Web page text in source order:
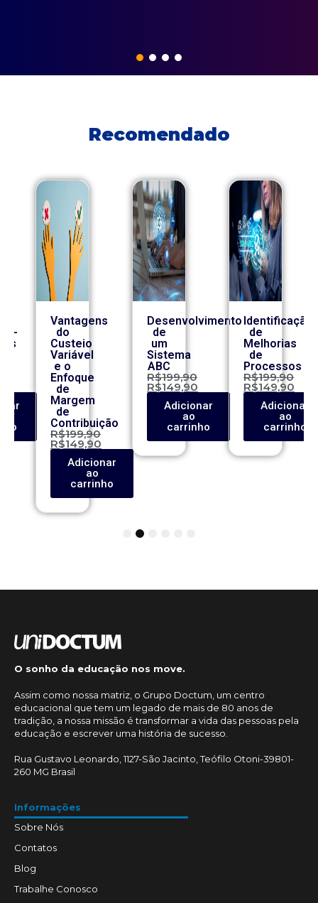
Recomendado
Vantagens
do
Custeio
Variável
e o
Enfoque
de
Margem
de
Contribuição
R$199,90
R$149,90
Adicionar
ao
carrinho
Desenvolvimento
de
um
Sistema
ABC
R$199,90
R$149,90
Adicionar
ao
carrinho
Identificação
de
Melhorias
de
Processos
R$199,90
R$149,90
Adicionar
ao
carrinho
5
O sonho da educação nos move.
Assim como nossa matriz, o Grupo Doctum, um centro
educacional que tem um legado de mais de 80 anos de
tradição, a nossa missão é transformar a vida das pessoas pela
educação e escrever uma história de sucesso.
Rua Gustavo Leonardo, 1127-São Jacinto, Teófilo Otoni-39801-
260 MG Brasil
Informações
Sobre Nós
Contatos
Blog
Trabalhe Conosco